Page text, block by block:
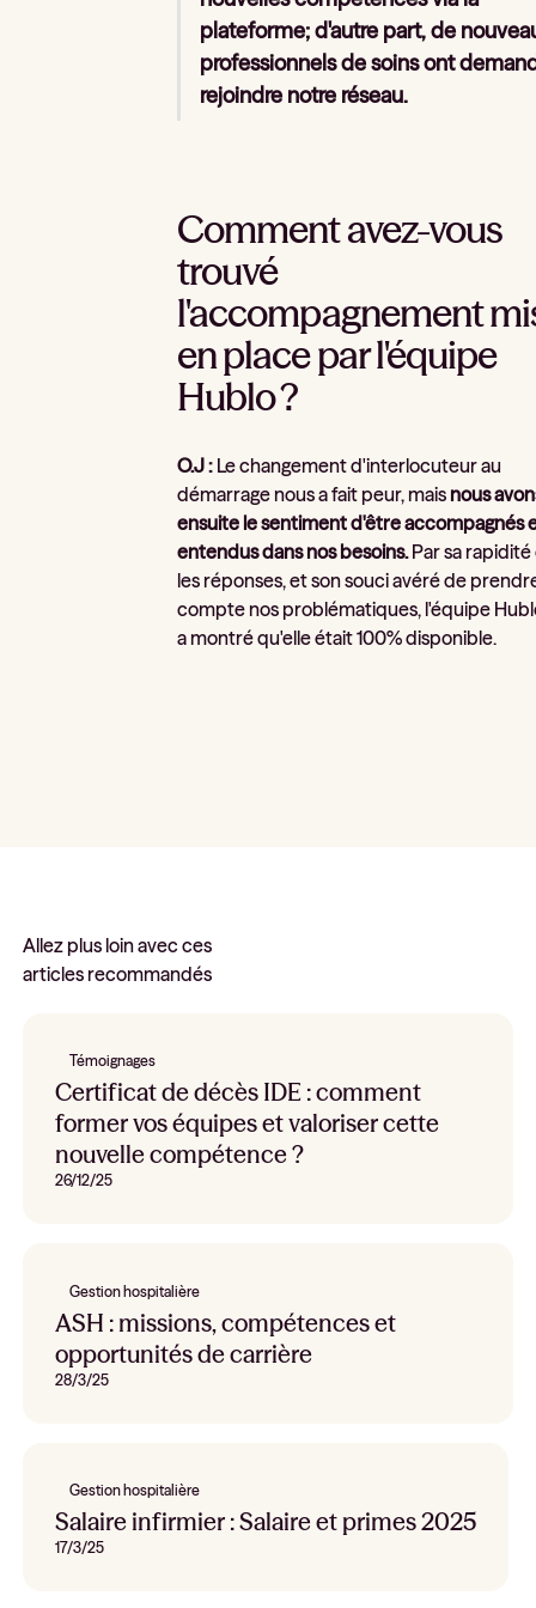
plateforme; d'autre part, de
professionnels de soins ont
rejoindre notre réseau.
Comment avez-vous
trouvé
l'accompagnement
en place par l'équipe
Hublo ?
O.J : Le changement d'interlocuteur au
démarrage nous a fait peur, mais nous
ensuite le sentiment d'être accompagnés
entendus dans nos besoins.Par sa rapidité
les réponses, et son souci avéré de
compte nos problématiques, l'équipe
a montré qu'elle était 100% disponible.
Allez plus loin avec ces
articles recommandés
Témoignages
Certificat de décès IDE : comment
former vos équipes et valoriser cette
nouvelle compétence ?
26/12/25
Gestion hospitalière
ASH : missions, compétences et
opportunités de carrière
28/3/25
Gestion hospitalière
Salaire infirmier : Salaire et primes 2025
17/3/25